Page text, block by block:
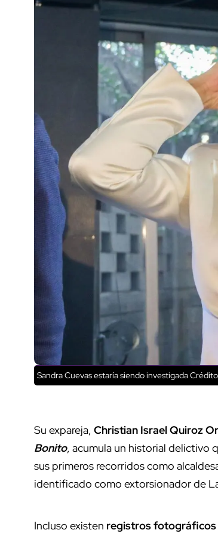
Sandra Cuevas estaría siendo investigada
Su expareja, Christian Israel Quiroz
Bonito, acumula un historial delictivo
sus primeros recorridos como
identificado como extorsionador de
Incluso existen registros fotográficos